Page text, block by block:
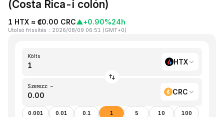
(Costa Rica-i colón)
1 HTX ≈ ₡0.00 CRC▲+0.90%24h
Utolsó frissítés ： 2026/08/09 06:51 (GMT+0)
Költs
HTX
Szerezz: ~
CRC
0.001 0.01 0.1 1 5 10 100